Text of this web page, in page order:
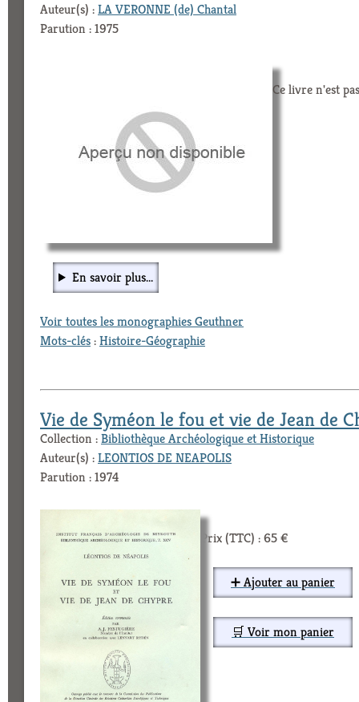
Auteur(s) :LA VERONNE (de) Chantal
Parution : 1975
Ce livre n'est
En savoir plus...
Voir toutes les monographies Geuthner
Mots-clés:Histoire-Géographie
Vie de Syméon le fou et vie de Jean de
Collection :Bibliothèque Archéologique et Historique
Auteur(s) :LEONTIOS DE NEAPOLIS
Parution : 1974
Prix (TTC) : 65 €
➕ Ajouter au panier
🛒 Voir mon panier